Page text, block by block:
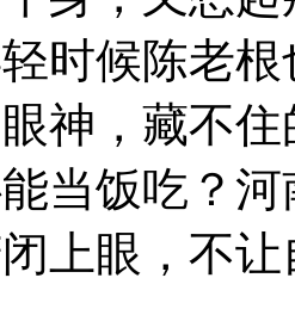
时候陈老
神，藏不住
饭吃？
眼，不让